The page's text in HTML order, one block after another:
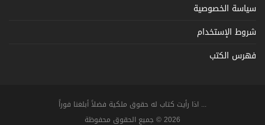
سياسة الخصوصية
شروط الإستخدام
فهرس الكتب
... اذا رأيت كتاب له حقوق ملكية فضلاً أبلغنا فوراً
2026 © جميع الحقوق محفوظة